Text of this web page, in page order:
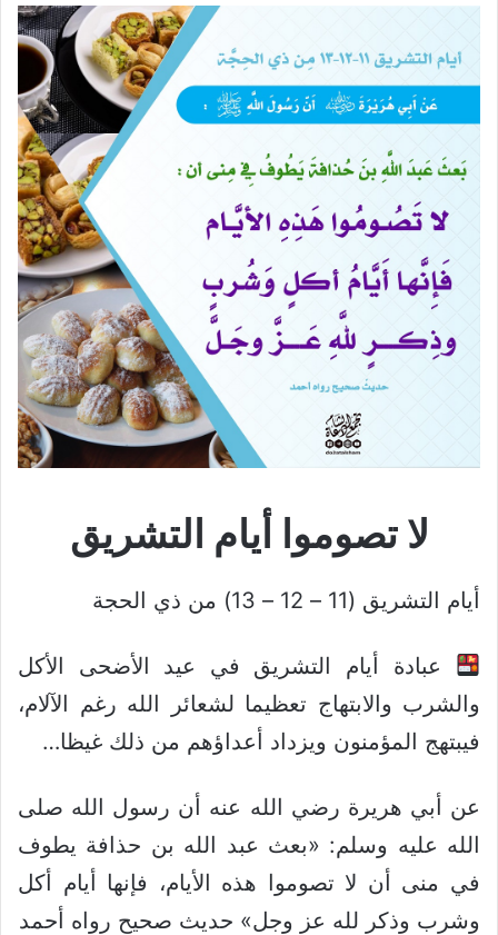
لا تصوموا أيام التشريق
أيام التشريق (11 – 12 – 13) من ذي الحجة
عبادة أيام التشريق في عيد الأضحى الأكل
والشرب والابتهاج تعظيما لشعائر الله رغم الآلام،
فيبتهج المؤمنون ويزداد أعداؤهم من ذلك غيظا…
عن أبي هريرة رضي الله عنه أن رسول الله صلى
الله عليه وسلم: «بعث عبد الله بن حذافة يطوف
في منى أن لا تصوموا هذه الأيام، فإنها أيام أكل
وشرب وذكر لله عز وجل» حديث صحيح رواه أحمد